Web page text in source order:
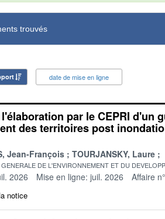
trouvés
date de mise en ligne
par le CEPRI d'un
des territoires post
Jean-François TOURJANSKY, Laure
DE L'ENVIRONNEMENT ET DU
2026 Mise en ligne: juil. 2026 Affaire
notice